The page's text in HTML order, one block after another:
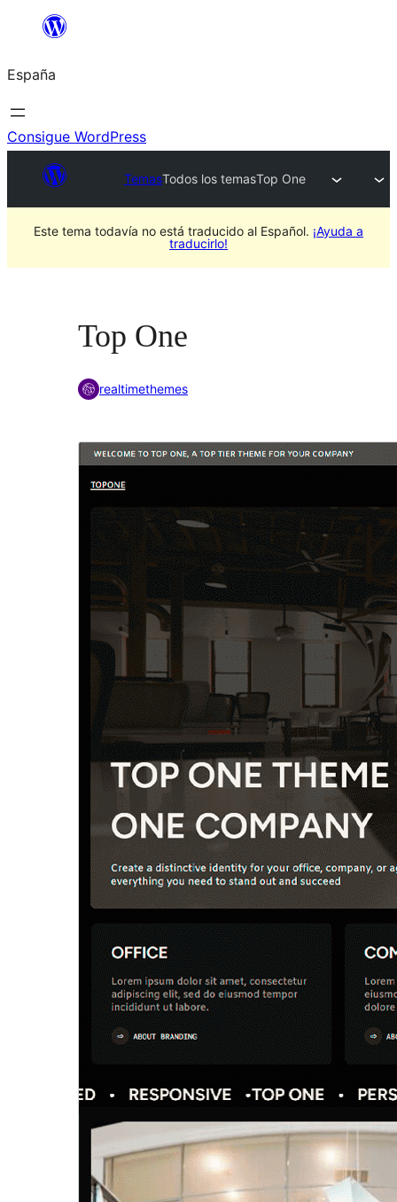
Saltar
contenido
España
Consigue WordPress
TemasTodos los temasTop One
Este tema todavía no está traducido al Español. ¡Ayuda a
traducirlo!
Top One
realtimethemes